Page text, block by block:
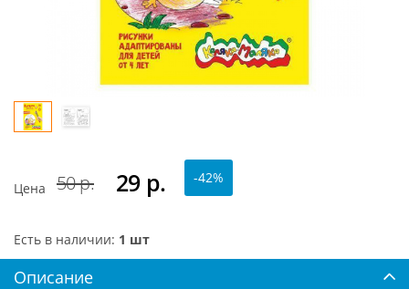
Цена 50 р. 29 р. -42%
Есть в наличии: 1 шт
Описание